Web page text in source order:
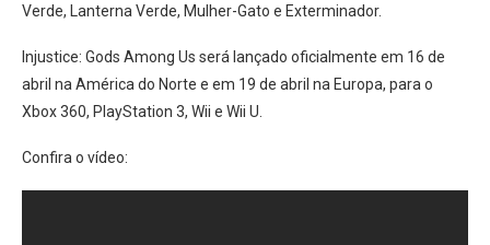
Verde, Lanterna Verde, Mulher-Gato e Exterminador.
Injustice: Gods Among Us será lançado oficialmente em 16 de
abril na América do Norte e em 19 de abril na Europa, para o
Xbox 360, PlayStation 3, Wii e Wii U.
Confira o vídeo: